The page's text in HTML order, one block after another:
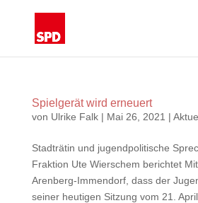
Spielgerät wird erneuert
von Ulrike Falk| Mai 26, 2021 |
Stadträtin und jugendpolitische
Fraktion Ute Wierschem berichtet
Arenberg-Immendorf, dass der
seiner heutigen Sitzung vom 21.